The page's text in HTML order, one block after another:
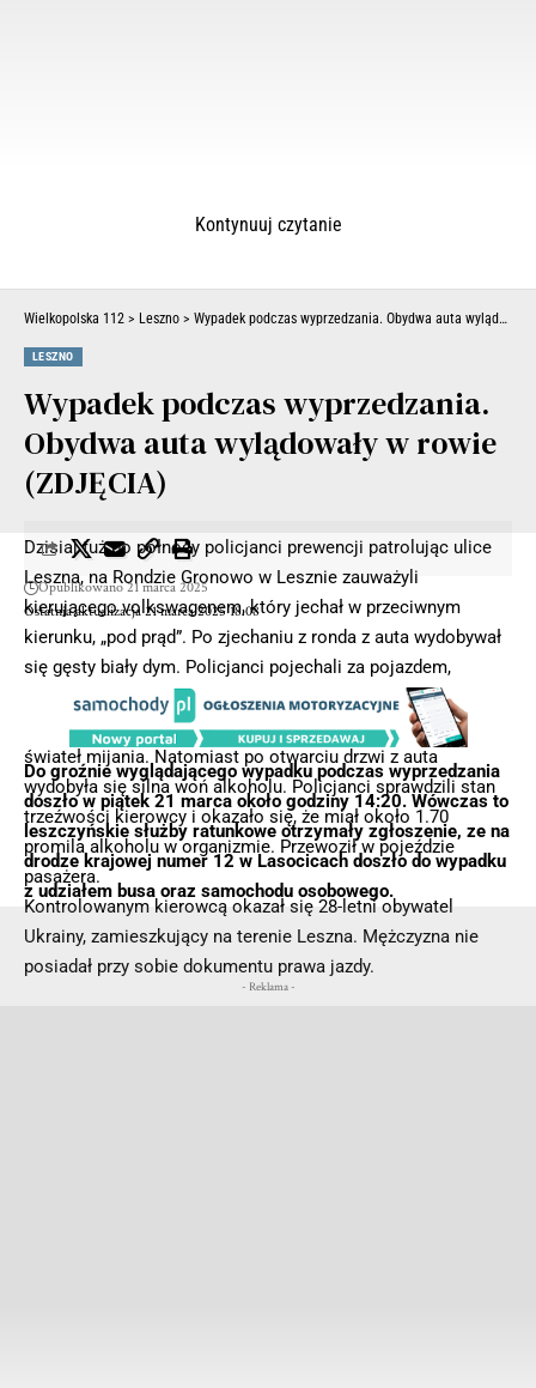
Dzisiaj tuż po północy policjanci prewencji patrolując ulice
Leszna, na Rondzie Gronowo w Lesznie zauważyli
kierującego volkswagenem, który jechał w przeciwnym
kierunku, „pod prąd”. Po zjechaniu z ronda z auta wydobywał
się gęsty biały dym. Policjanci pojechali za pojazdem,
zatrzymali kierowcę i okazało się, że jechał na zaciągniętym
hamulcu ręcznym, oprócz tego nie posiadał włączonych
świateł mijania. Natomiast po otwarciu drzwi z auta
wydobyła się silna woń alkoholu. Policjanci sprawdzili stan
trzeźwości kierowcy i okazało się, że miał około 1.70
promila alkoholu w organizmie. Przewoził w pojeździe
pasażera.
Kontrolowanym kierowcą okazał się 28-letni obywatel
Ukrainy, zamieszkujący na terenie Leszna. Mężczyzna nie
posiadał przy sobie dokumentu prawa jazdy.
- Reklama -
Kontynuuj czytanie
Wielkopolska 112 > Leszno > Wypadek podczas wyprzedzania. Obydwa auta wylądowały w rowie (ZDJĘCIA)
LESZNO
Wypadek podczas wyprzedzania.
Obydwa auta wylądowały w rowie
(ZDJĘCIA)
Ostatnia aktualizacja 21 marca 2025 18:08
Opublikowano 21 marca 2025
Do groźnie wyglądającego wypadku podczas wyprzedzania
doszło w piątek 21 marca około godziny 14:20. Wówczas to
leszczyńskie służby ratunkowe otrzymały zgłoszenie, ze na
drodze krajowej numer 12 w Lasocicach doszło do wypadku
z udziałem busa oraz samochodu osobowego.